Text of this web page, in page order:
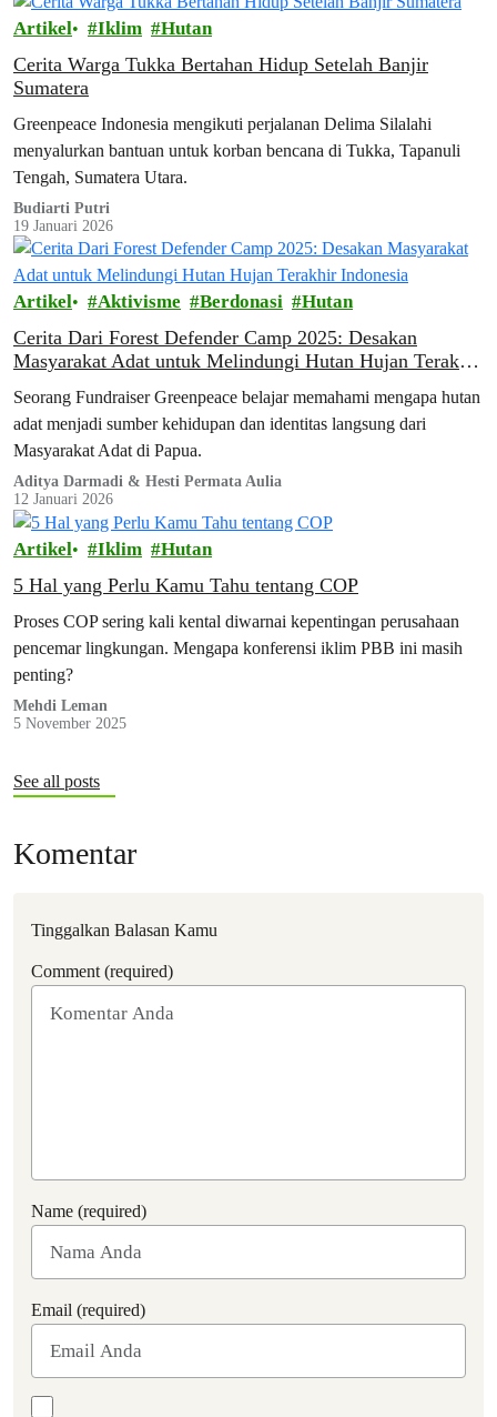
Artikel Iklim Hutan
Cerita Warga Tukka Bertahan Hidup Setelah Banjir
Sumatera
Greenpeace Indonesia mengikuti perjalanan Delima Silalahi
menyalurkan bantuan untuk korban bencana di Tukka, Tapanuli
Tengah, Sumatera Utara.
Budiarti Putri
19 Januari 2026
Artikel Aktivisme Berdonasi Hutan
Cerita Dari Forest Defender Camp 2025: Desakan
Masyarakat Adat untuk Melindungi Hutan Hujan Terakhir
Seorang Fundraiser Greenpeace belajar memahami mengapa hutan
adat menjadi sumber kehidupan dan identitas langsung dari
Masyarakat Adat di Papua.
Aditya Darmadi & Hesti Permata Aulia
12 Januari 2026
Artikel Iklim Hutan
5 Hal yang Perlu Kamu Tahu tentang COP
Proses COP sering kali kental diwarnai kepentingan perusahaan
pencemar lingkungan. Mengapa konferensi iklim PBB ini masih
penting?
Mehdi Leman
5 November 2025
See all posts
Komentar
Tinggalkan Balasan Kamu
Comment (required)
Name (required)
Email (required)